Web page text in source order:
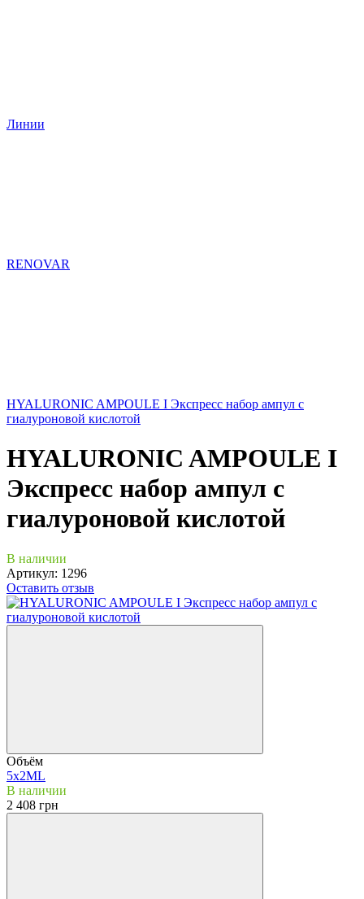
Линии
RENOVAR
HYALURONIC AMPOULE І Экспресс набор ампул с
гиалуроновой кислотой
HYALURONIC AMPOULE І
Экспресс набор ампул с
гиалуроновой кислотой
В наличии
Артикул: 1296
Оставить отзыв
Объём
5х2ML
В наличии
2 408 грн